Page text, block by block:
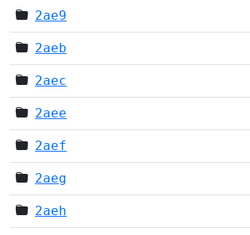
2ae9
2aeb
2aec
2aee
2aef
2aeg
2aeh